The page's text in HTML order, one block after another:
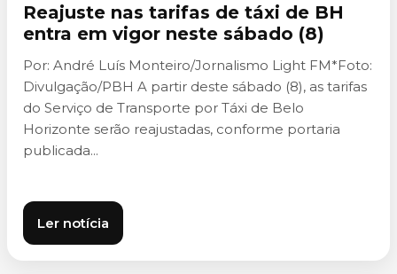
Reajuste nas tarifas de táxi de BH
entra em vigor neste sábado (8)
Por: André Luís Monteiro/Jornalismo Light FM*Foto:
Divulgação/PBH A partir deste sábado (8), as tarifas
do Serviço de Transporte por Táxi de Belo
Horizonte serão reajustadas, conforme portaria
publicada...
Ler notícia